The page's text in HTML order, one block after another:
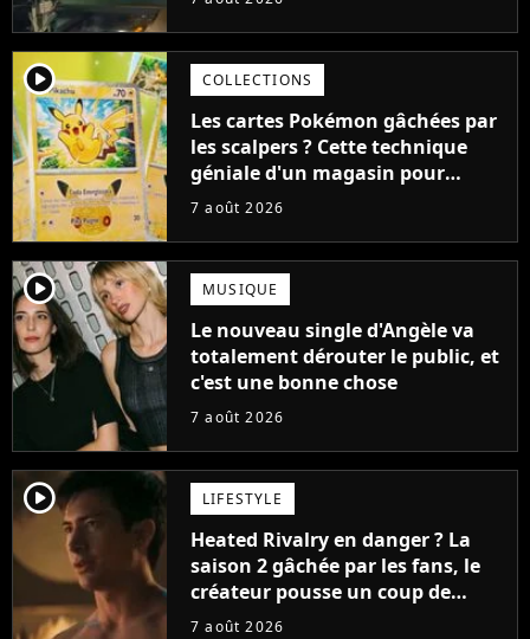
player2 COLLECTIONS
Les cartes Pokémon gâchées par
les scalpers ? Cette technique
géniale d'un magasin pour
ruiner les revendeurs
7 août 2026
player2 MUSIQUE
Le nouveau single d'Angèle va
totalement dérouter le public, et
c'est une bonne chose
7 août 2026
player2 LIFESTYLE
Heated Rivalry en danger ? La
saison 2 gâchée par les fans, le
créateur pousse un coup de
gueule
7 août 2026